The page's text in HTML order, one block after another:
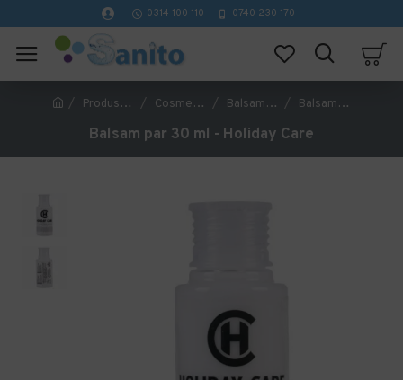
0314 100 110 0740 230 170
Produse Hoteliere Cosmetice Hoteliere Balsam pentru Hotel Balsam par 30 ml - Holiday Care
Balsam par 30 ml - Holiday Care